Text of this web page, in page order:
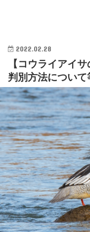
2022.02.28
【コウライアイ
判別方法について